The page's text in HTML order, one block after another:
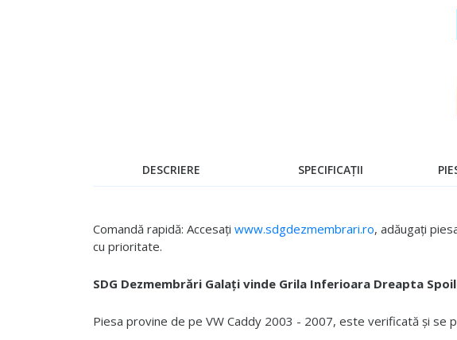
DESCRIERE
Comandă rapidă: Accesați www.sdgdezmembrari.ro, adăugați
cu prioritate.
SDG Dezmembrări Galați vinde Grila Inferioara Dreapta
Piesa provine de pe VW Caddy 2003 - 2007, este verificată și se
SPECIFICAȚII